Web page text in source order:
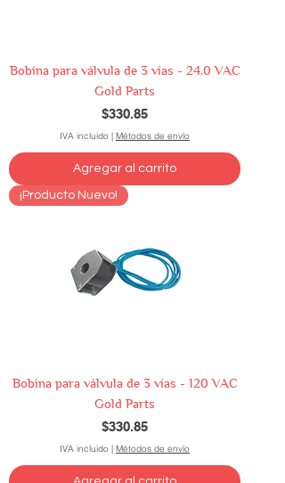
Bobina para válvula de 3 vías - 24.0 VAC
Gold Parts
Precio
$330.85
IVA incluido | Métodos de envío
Agregar al carrito
¡Producto Nuevo!
Bobina para válvula de 3 vías - 120 VAC
Gold Parts
Precio
$330.85
IVA incluido | Métodos de envío